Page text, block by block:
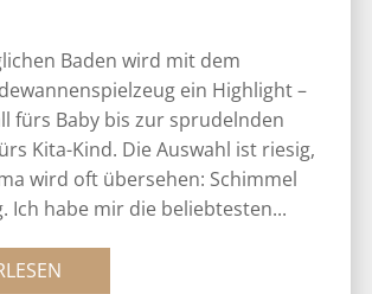
Baden wird mit dem
ein Highlight –
fürs Baby bis zur sprudelnden
Kita-Kind. Die Auswahl ist riesig,
wird oft übersehen: Schimmel
Ich habe mir die beliebtesten...